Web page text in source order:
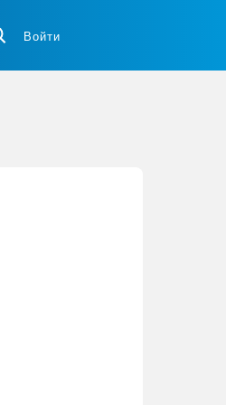
Войти